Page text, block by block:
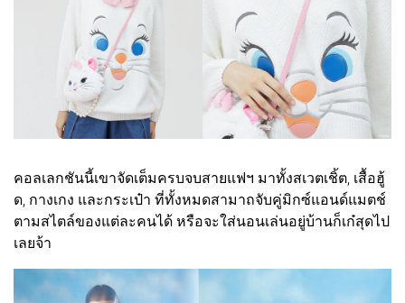
คอลเลกชันนี้เขาจัดเต็มครบจบสายแฟฯ มาทั้งสเวตเชิ้ต, เสื้อฮู้
ด, กางเกง และกระเป๋า ที่ทั้งหมดสามาถจับคู่มิกซ์แอนด์แมตช์
ตามสไตล์ของแต่ละคนได้ หรือจะใส่นอนเล่นอยู่บ้านก็เก๋สุดไป
เลยจ้า